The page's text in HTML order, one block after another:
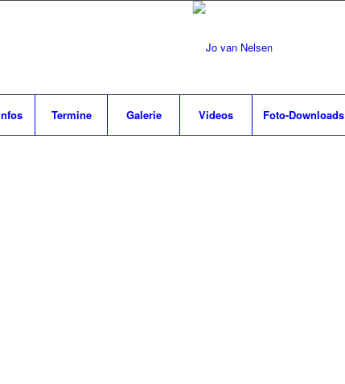
Termine Galerie Videos Foto-Downloads